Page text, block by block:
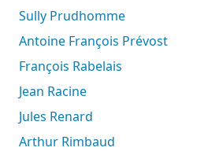
Sully Prudhomme
Antoine François Prévost
François Rabelais
Jean Racine
Jules Renard
Arthur Rimbaud